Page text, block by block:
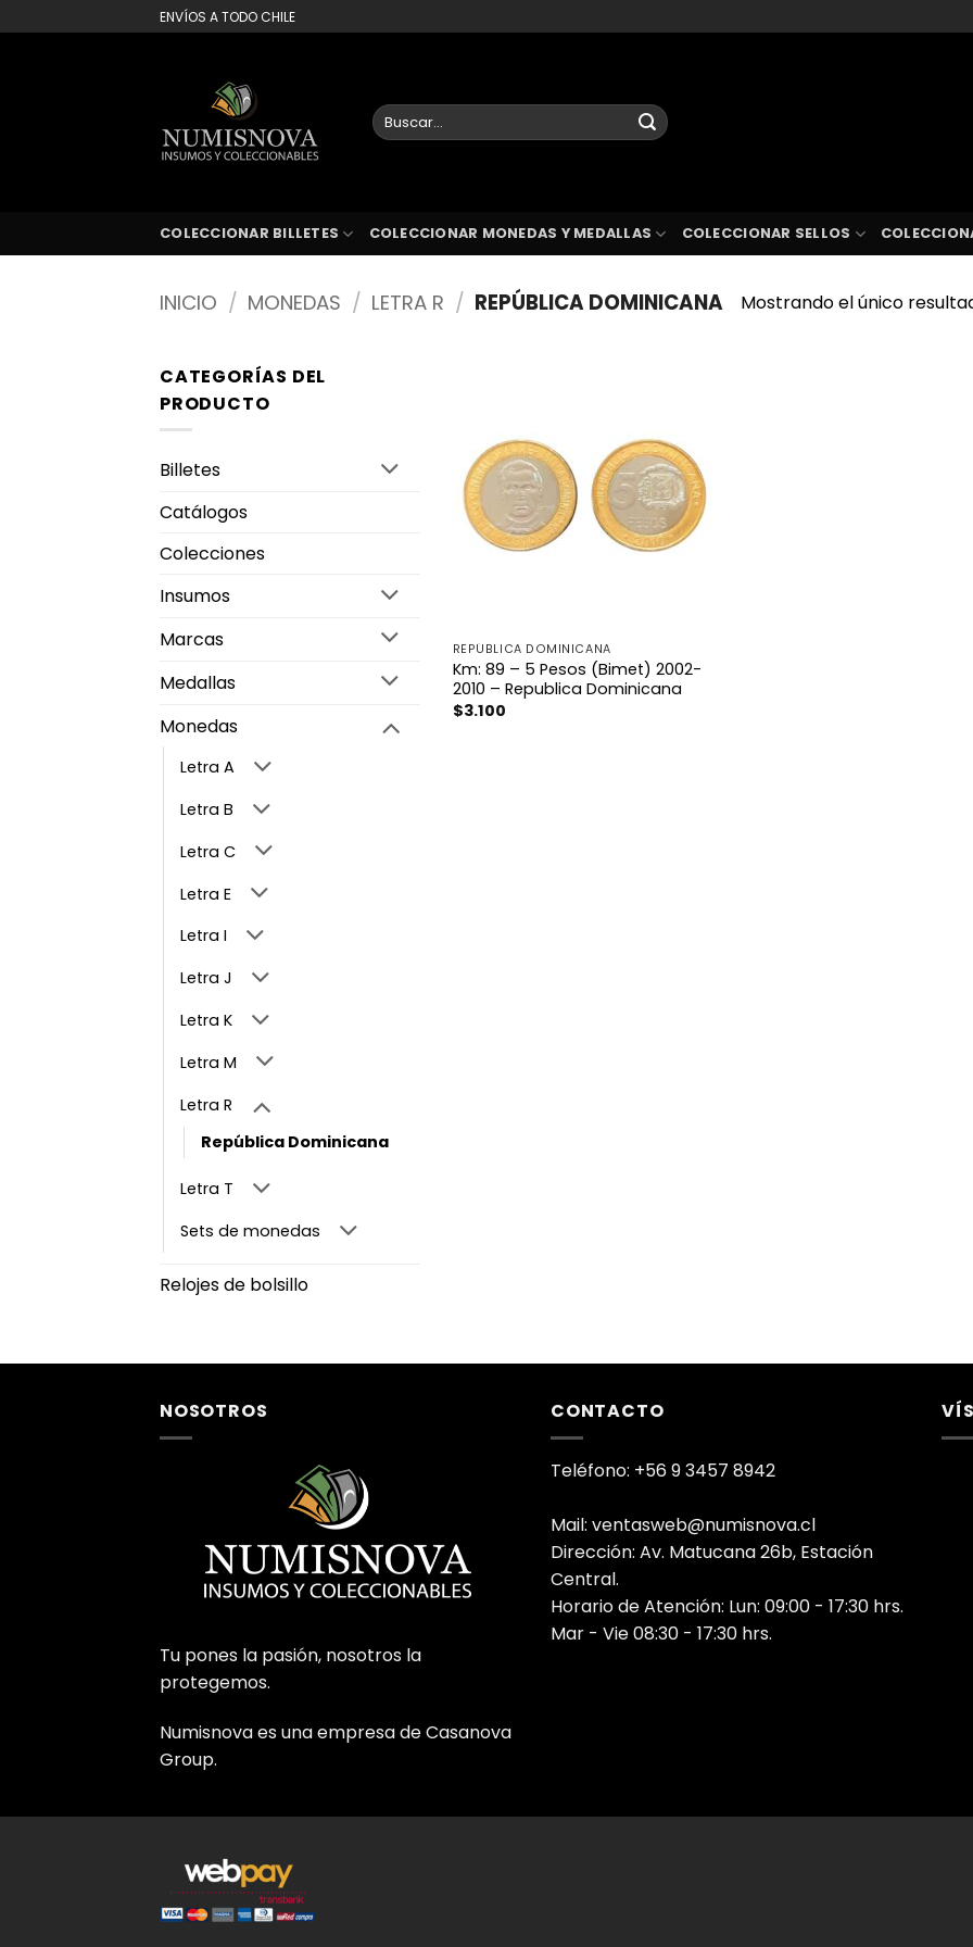
al
ENVÍOS A TODO CHILE
Buscar
por:
COLECCIONAR BILLETES COLECCIONAR MONEDAS Y MEDALLAS COLECCIONAR SELLOS
INICIO / MONEDAS / LETRA R / REPÚBLICA DOMINICANA Mostrando el único
CATEGORÍAS DEL
PRODUCTO
Billetes
Catálogos
Colecciones
Insumos
Marcas
Medallas
Monedas
Letra A
Letra B
Letra C
Letra E
Letra I
Letra J
Letra K
Letra M
Letra R
República Dominicana
Letra T
Sets de monedas
Relojes de bolsillo
REPÚBLICA DOMINICANA
Km: 89 – 5 Pesos (Bimet) 2002-
2010 – Republica Dominicana
$3.100
NOSOTROS
Tu pones la pasión, nosotros la
protegemos.
Numisnova es una empresa de Casanova
Group.
CONTACTO
Teléfono: +56 9 3457 8942
Mail: ventasweb@numisnova.cl
Dirección: Av. Matucana 26b, Estación
Central.
Horario de Atención: Lun: 09:00 - 17:30 hrs.
Mar - Vie 08:30 - 17:30 hrs.